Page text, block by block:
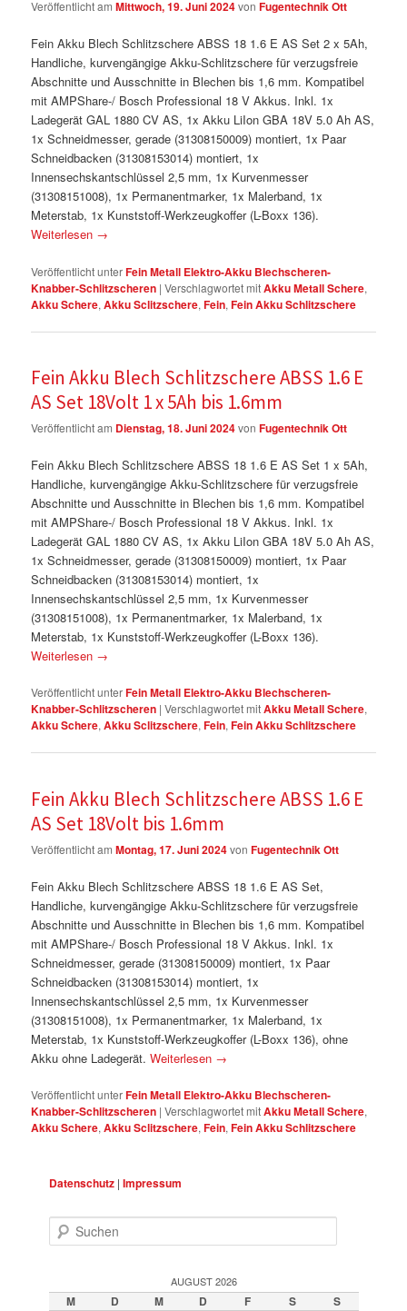
Veröffentlicht amMittwoch, 19. Juni 2024vonFugentechnik Ott
Fein Akku Blech Schlitzschere ABSS 18 1.6 E AS Set 2 x 5Ah,
Handliche, kurvengängige Akku-Schlitzschere für verzugsfreie
Abschnitte und Ausschnitte in Blechen bis 1,6 mm. Kompatibel
mit AMPShare-/ Bosch Professional 18 V Akkus. Inkl. 1x
Ladegerät GAL 1880 CV AS, 1x Akku LiIon GBA 18V 5.0 Ah AS,
1x Schneidmesser, gerade (31308150009) montiert, 1x Paar
Schneidbacken (31308153014) montiert, 1x
Innensechskantschlüssel 2,5 mm, 1x Kurvenmesser
(31308151008), 1x Permanentmarker, 1x Malerband, 1x
Meterstab, 1x Kunststoff-Werkzeugkoffer (L-Boxx 136).
Weiterlesen →
Veröffentlicht unterFein Metall Elektro-Akku Blechscheren-
Knabber-Schlitzscheren |Verschlagwortet mitAkku Metall Schere,
Akku Schere,Akku Sclitzschere,Fein,Fein Akku Schlitzschere
Fein Akku Blech Schlitzschere ABSS 1.6 E
AS Set 18Volt 1 x 5Ah bis 1.6mm
Veröffentlicht am Dienstag, 18. Juni 2024vonFugentechnik Ott
Fein Akku Blech Schlitzschere ABSS 18 1.6 E AS Set 1 x 5Ah,
Handliche, kurvengängige Akku-Schlitzschere für verzugsfreie
Abschnitte und Ausschnitte in Blechen bis 1,6 mm. Kompatibel
mit AMPShare-/ Bosch Professional 18 V Akkus. Inkl. 1x
Ladegerät GAL 1880 CV AS, 1x Akku LiIon GBA 18V 5.0 Ah AS,
1x Schneidmesser, gerade (31308150009) montiert, 1x Paar
Schneidbacken (31308153014) montiert, 1x
Innensechskantschlüssel 2,5 mm, 1x Kurvenmesser
(31308151008), 1x Permanentmarker, 1x Malerband, 1x
Meterstab, 1x Kunststoff-Werkzeugkoffer (L-Boxx 136).
Weiterlesen →
Veröffentlicht unterFein Metall Elektro-Akku Blechscheren-
Knabber-Schlitzscheren |Verschlagwortet mitAkku Metall Schere,
Akku Schere,Akku Sclitzschere,Fein,Fein Akku Schlitzschere
Fein Akku Blech Schlitzschere ABSS 1.6 E
AS Set 18Volt bis 1.6mm
Veröffentlicht amMontag, 17. Juni 2024vonFugentechnik Ott
Fein Akku Blech Schlitzschere ABSS 18 1.6 E AS Set,
Handliche, kurvengängige Akku-Schlitzschere für verzugsfreie
Abschnitte und Ausschnitte in Blechen bis 1,6 mm. Kompatibel
mit AMPShare-/ Bosch Professional 18 V Akkus. Inkl. 1x
Schneidmesser, gerade (31308150009) montiert, 1x Paar
Schneidbacken (31308153014) montiert, 1x
Innensechskantschlüssel 2,5 mm, 1x Kurvenmesser
(31308151008), 1x Permanentmarker, 1x Malerband, 1x
Meterstab, 1x Kunststoff-Werkzeugkoffer (L-Boxx 136), ohne
Akku ohne Ladegerät.Weiterlesen →
Veröffentlicht unterFein Metall Elektro-Akku Blechscheren-
Knabber-Schlitzscheren |Verschlagwortet mitAkku Metall Schere,
Akku Schere,Akku Sclitzschere,Fein,Fein Akku Schlitzschere
Datenschutz |Impressum
Suchen
AUGUST 2026
M D M D F S S